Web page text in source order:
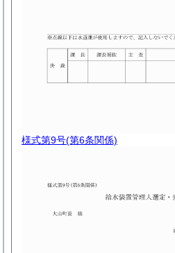
様式第9号(第6条関係)